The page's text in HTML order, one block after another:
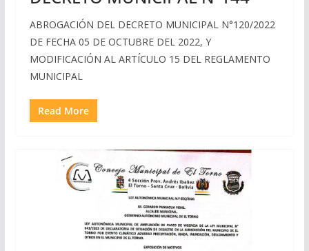
ABROGACIÓN DEL DECRETO MUNICIPAL N°120/2022
DE FECHA 05 DE OCTUBRE DEL 2022, Y
MODIFICACIÓN AL ARTÍCULO 15 DEL REGLAMENTO
MUNICIPAL
Read More